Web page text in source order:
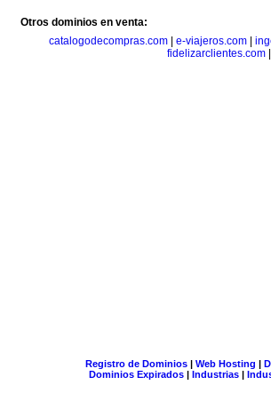
Otros dominios en venta:
catalogodecompras.com| e-viajeros.com|
fidelizarclientes.com|
Registro de Dominios| Web Hosting |
Dominios Expirados | Industrias |